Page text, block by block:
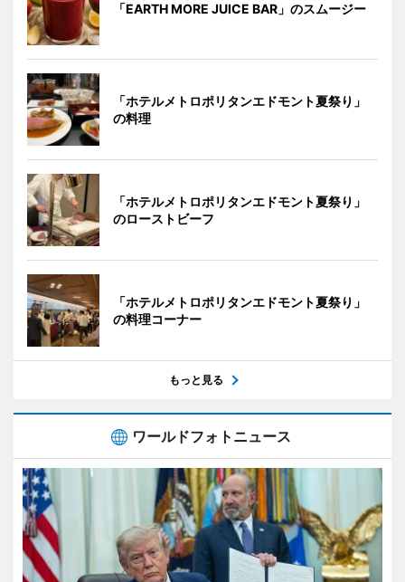
「EARTH MORE JUICE BAR」のスムージー
「ホテルメトロポリタンエドモント夏祭り」
の料理
「ホテルメトロポリタンエドモント夏祭り」
のローストビーフ
「ホテルメトロポリタンエドモント夏祭り」
の料理コーナー
もっと見る
ワールドフォトニュース